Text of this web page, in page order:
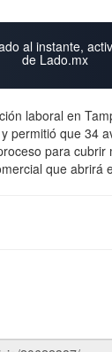
al instante,
de Lado.mx
laboral en
permitió que 34
para cubrir
que abrirá